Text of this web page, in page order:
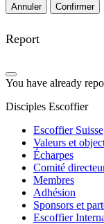
Confirmer
Report
You have already
Disciples Escoffier
Escoffier Suisse
Valeurs et
Écharpes
Comité
Membres
Adhésion
Sponsors et
Escoffier